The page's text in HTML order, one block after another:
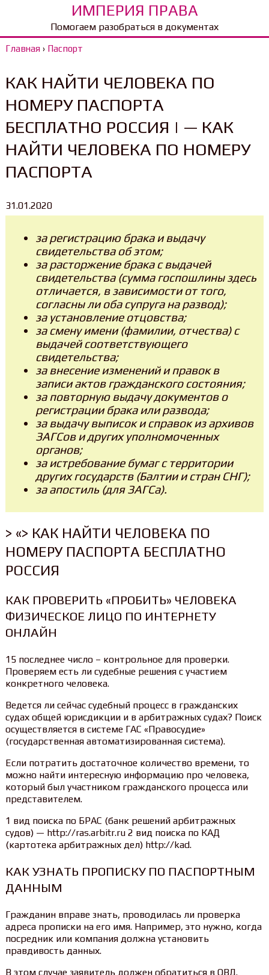
ИМПЕРИЯ ПРАВА
Помогаем разобраться в документах
Главная› Паспорт
КАК НАЙТИ ЧЕЛОВЕКА ПО
НОМЕРУ ПАСПОРТА
БЕСПЛАТНО РОССИЯ | — КАК
НАЙТИ ЧЕЛОВЕКА ПО НОМЕРУ
ПАСПОРТА
31.01.2020
за регистрацию брака и выдачу
свидетельства об этом;
за расторжение брака с выдачей
свидетельства (сумма госпошлины здесь
отличается, в зависимости от того,
согласны ли оба супруга на развод);
за установление отцовства;
за смену имени (фамилии, отчества) с
выдачей соответствующего
свидетельства;
за внесение изменений и правок в
записи актов гражданского состояния;
за повторную выдачу документов о
регистрации брака или развода;
за выдачу выписок и справок из архивов
ЗАГСов и других уполномоченных
органов;
за истребование бумаг с территории
других государств (Балтии и стран СНГ);
за апостиль (для ЗАГСа).
> «> КАК НАЙТИ ЧЕЛОВЕКА ПО
НОМЕРУ ПАСПОРТА БЕСПЛАТНО
РОССИЯ
КАК ПРОВЕРИТЬ «ПРОБИТЬ» ЧЕЛОВЕКА
ФИЗИЧЕСКОЕ ЛИЦО ПО ИНТЕРНЕТУ
ОНЛАЙН
15 последнее число – контрольное для проверки.
Проверяем есть ли судебные решения с участием
конкретного человека.
Ведется ли сейчас судебный процесс в гражданских
судах общей юрисдикции и в арбитражных судах? Поиск
осуществляется в системе ГАС «Правосудие»
(государственная автоматизированная система).
Если потратить достаточное количество времени, то
можно найти интересную информацию про человека,
который был участником гражданского процесса или
представителем.
1 вид поиска по БРАС (банк решений арбитражных
судов) — http://ras.arbitr.ru 2 вид поиска по КАД
(картотека арбитражных дел) http://kad.
КАК УЗНАТЬ ПРОПИСКУ ПО ПАСПОРТНЫМ
ДАННЫМ
Гражданин вправе знать, проводилась ли проверка
адреса прописки на его имя. Например, это нужно, когда
посредник или компания должна установить
правдивость данных.
В этом случае заявитель должен обратиться в ОВД.